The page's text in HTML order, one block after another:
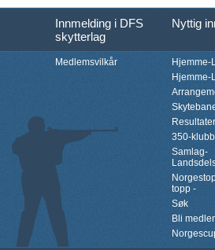
Innmelding i DFS
skytterlag
Nyttig
Medlemsvilkår
Hjemme-
Hjemme-
Resultater
350-
Samlag-
topp -
Søk
Bli